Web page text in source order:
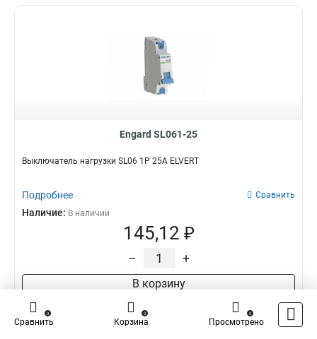
Engard SL061-25
Выключатель нагрузки SL06 1Р 25А ELVERT
Подробнее Сравнить
Наличие: В наличии
145,12 ₽
– +
В корзину
Сравнить
0
Корзина
0
Просмотрено
0